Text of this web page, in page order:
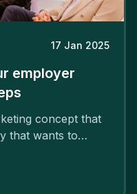
17 Jan 2025
employer
concept that
that wants to
are clear, you